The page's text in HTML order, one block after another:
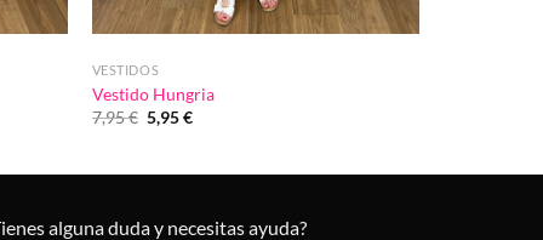
VESTIDOS
Vestido Hungria
7,95€ El
precio
5,95€El
alguna duda y necesitas ayuda?